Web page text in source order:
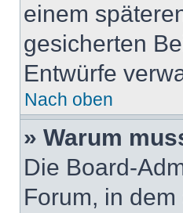
einem
gesicherten
Entwürfe
Nach oben
» Warum
Die Board-
Forum, in